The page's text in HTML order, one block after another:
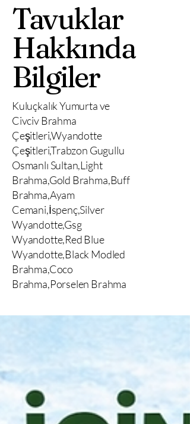
Tavuklar
Hakkında
Bilgiler
Kuluçkalık Yumurta ve
Civciv Brahma
Çeşitleri,Wyandotte
Çeşitleri,Trabzon Gugullu
Osmanlı Sultan,Light
Brahma,Gold Brahma,Buff
Brahma,Ayam
Cemani,İspenç,Silver
Wyandotte,Gsg
Wyandotte,Red Blue
Wyandotte,Black Modled
Brahma,Coco
Brahma,Porselen Brahma